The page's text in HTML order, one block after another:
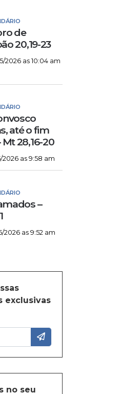
de
20,19-23
2026 as 10:04 am
até o fim
28,16-20
2026 as 9:58 am
–
2026 as 9:52 am
exclusivas
no seu